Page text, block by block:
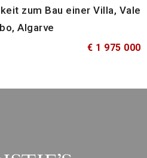
zum Bau einer Villa, Vale
Algarve
€ 1 975 000